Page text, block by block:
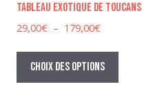
Tableau exotique de toucans
29,00€ – 179,00€Plage
prix :
29,00€
à
Choix des options
Ce
a